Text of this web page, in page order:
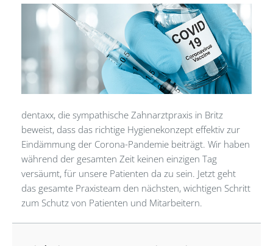
dentaxx, die sympathische Zahnarztpraxis in Britz
beweist, dass das richtige Hygienekonzept effektiv zur
Eindämmung der Corona-Pandemie beiträgt. Wir haben
während der gesamten Zeit keinen einzigen Tag
versäumt, für unsere Patienten da zu sein. Jetzt geht
das gesamte Praxisteam den nächsten, wichtigen Schritt
zum Schutz von Patienten und Mitarbeitern.